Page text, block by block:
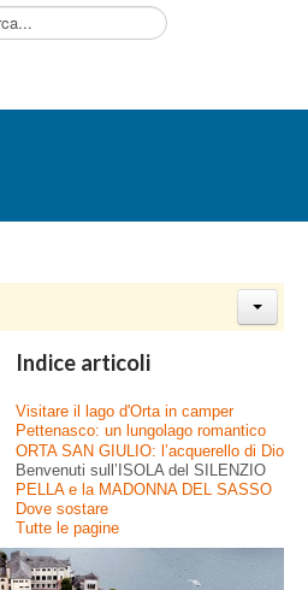
Indice articoli
Visitare il lago d'Orta in camper
Pettenasco: un lungolago romantico
ORTA SAN GIULIO: l’acquerello di Dio
Benvenuti sull’ISOLA del SILENZIO
PELLA e la MADONNA DEL SASSO
Dove sostare
Tutte le pagine